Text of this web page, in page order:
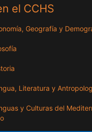
el CCHS
Geografía y
Literatura y
y Culturas del